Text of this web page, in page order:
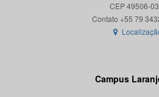
CEP 49506-
Campus